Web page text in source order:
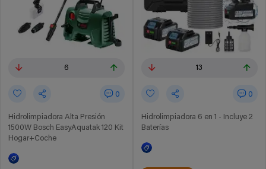
6
0
Hidrolimpiadora Alta Presión
1500W Bosch EasyAquatak 120 Kit
Hogar+Coche
13
0
Hidrolimpiadora 6 en 1 - Incluye 2
Baterías